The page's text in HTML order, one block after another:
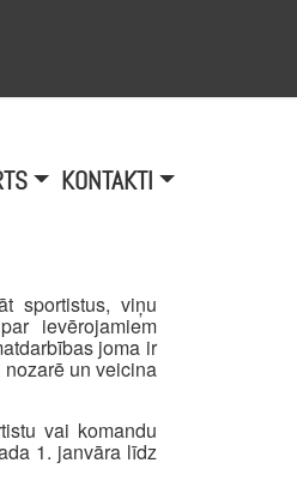
KONTAKTI
sportistus, viņu
ievērojamiem
joma ir
un veicina
vai komandu
1. janvāra līdz